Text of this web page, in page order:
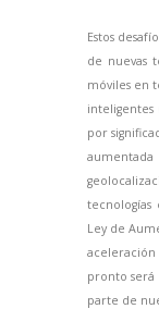
Estos
de nuevas
móviles en
inteligentes
por
tecnologías
Ley de
pronto será
parte de